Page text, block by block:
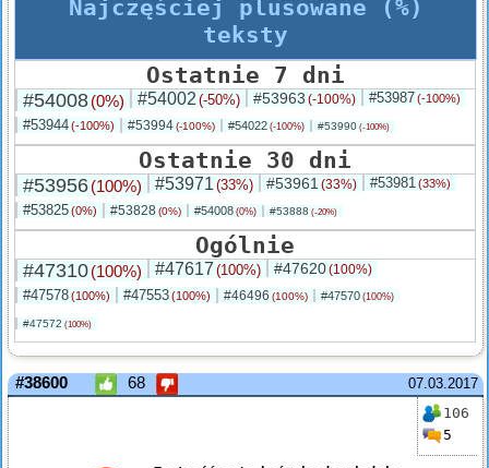
Najczęściej plusowane (%)
teksty
Ostatnie 7 dni
#54008(0%) #54002 (-50%) #53963 (-100%) #53987(-100%)
#53944(-100%) #53994(-100%) #54022 (-100%) #53990 (-100%)
Ostatnie 30 dni
#53956(100%) #53971 (33%) #53961 (33%) #53981(33%)
#53825(0%) #53828 (0%) #54008 (0%) #53888 (-20%)
Ogólnie
#47310(100%) #47617 (100%) #47620(100%)
#47578(100%) #47553(100%) #46496 (100%) #47570 (100%)
#47572 (100%)
07.03.2017
#38600 68
106
5